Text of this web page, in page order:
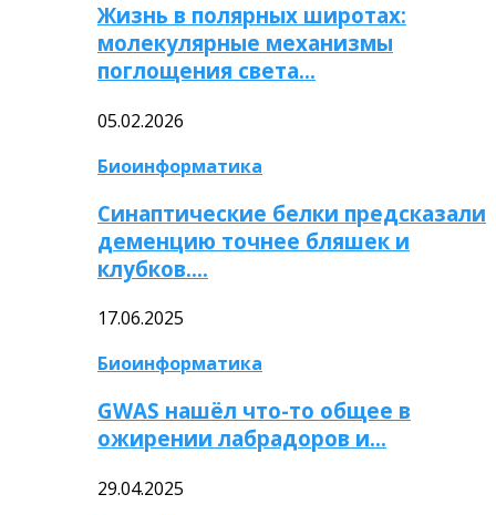
Жизнь в полярных широтах:
молекулярные механизмы
поглощения света…
05.02.2026
Биоинформатика
Синаптические белки предсказали
деменцию точнее бляшек и
клубков….
17.06.2025
Биоинформатика
GWAS нашёл что-то общее в
ожирении лабрадоров и…
29.04.2025